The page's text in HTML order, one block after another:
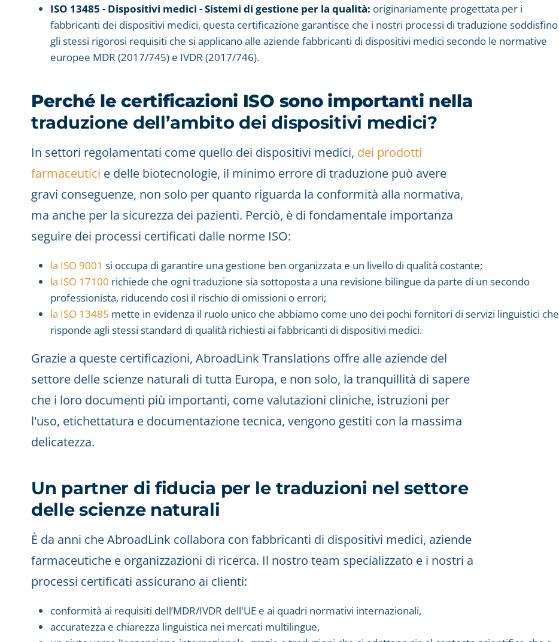
ISO 13485 - Dispositivi medici - Sistemi di gestione per la qualità: originariamente progettata per i
fabbricanti dei dispositivi medici, questa certificazione garantisce che i nostri processi di traduzione soddisfino
gli stessi rigorosi requisiti che si applicano alle aziende fabbricanti di dispositivi medici secondo le normative
europee MDR (2017/745) e IVDR (2017/746).
Perché le certificazioni ISO sono importanti nella
traduzione dell’ambito dei dispositivi medici?
In settori regolamentati come quello dei dispositivi medici, dei prodotti
farmaceutici e delle biotecnologie, il minimo errore di traduzione può avere
gravi conseguenze, non solo per quanto riguarda la conformità alla normativa,
ma anche per la sicurezza dei pazienti. Perciò, è di fondamentale importanza
seguire dei processi certificati dalle norme ISO:
la ISO 9001 si occupa di garantire una gestione ben organizzata e un livello di qualità costante;
la ISO 17100 richiede che ogni traduzione sia sottoposta a una revisione bilingue da parte di un secondo
professionista, riducendo così il rischio di omissioni o errori;
la ISO 13485 mette in evidenza il ruolo unico che abbiamo come uno dei pochi fornitori di servizi linguistici che
risponde agli stessi standard di qualità richiesti ai fabbricanti di dispositivi medici.
Grazie a queste certificazioni, AbroadLink Translations offre alle aziende del
settore delle scienze naturali di tutta Europa, e non solo, la tranquillità di sapere
che i loro documenti più importanti, come valutazioni cliniche, istruzioni per
l'uso, etichettatura e documentazione tecnica, vengono gestiti con la massima
delicatezza.
Un partner di fiducia per le traduzioni nel settore
delle scienze naturali
È da anni che AbroadLink collabora con fabbricanti di dispositivi medici, aziende
farmaceutiche e organizzazioni di ricerca. Il nostro team specializzato e i nostri a
processi certificati assicurano ai clienti:
conformità ai requisiti dell’MDR/IVDR dell'UE e ai quadri normativi internazionali,
accuratezza e chiarezza linguistica nei mercati multilingue,